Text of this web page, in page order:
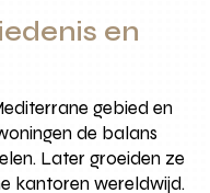
en
gebied en
de balans
Later groeiden ze
kantoren wereldwijd.